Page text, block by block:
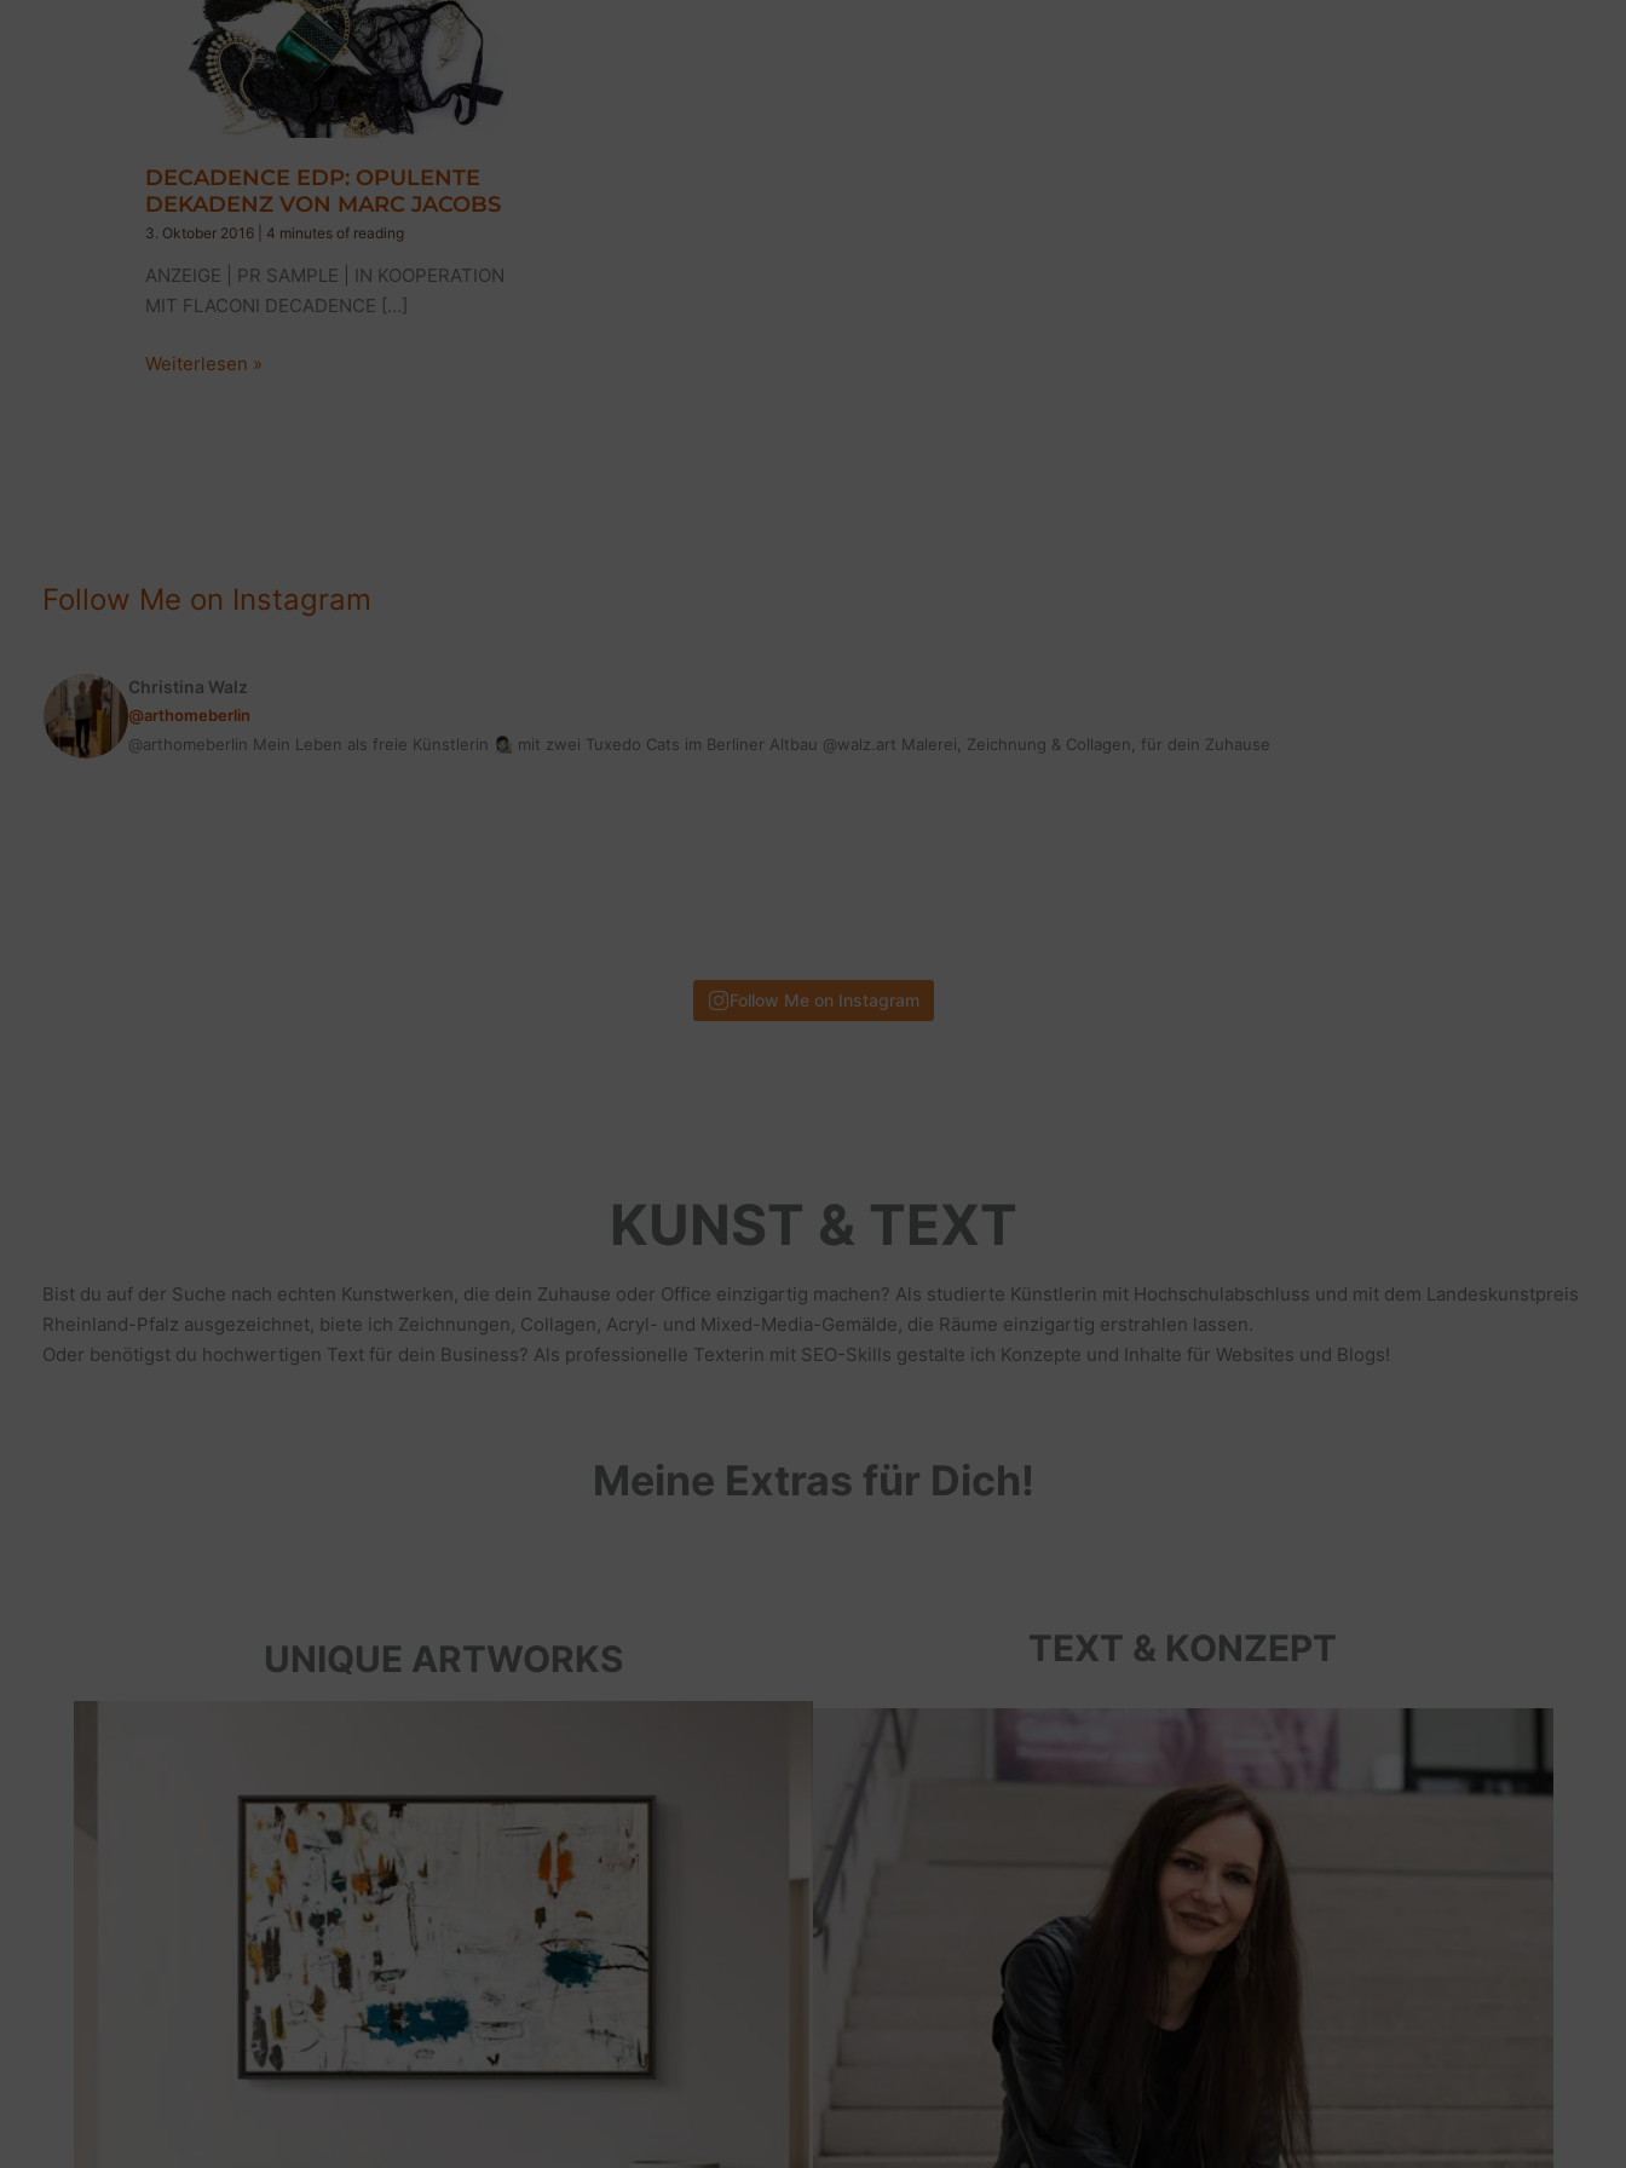
DECADENCE EDP: OPULENTE
DEKADENZ VON MARC JACOBS
3. Oktober 2016 4 minutes of reading
ANZEIGE | PR SAMPLE | IN KOOPERATION
MIT FLACONI DECADENCE […]
DECADENCE
Weiterlesen »
Follow Me on Instagram
Christina Walz
@arthomeberlin
@arthomeberlin Mein Leben als freie Künstlerin 👩🏻‍🎨 mit zwei Tuxedo Cats im Berliner Altbau @walz.art Malerei, Zeichnung & Collagen, für dein Zuhause
Follow Me on Instagram
KUNST & TEXT
Bist du auf der Suche nach echten Kunstwerken, die dein Zuhause oder Office einzigartig machen? Als studierte Künstlerin mit Hochschulabschluss und mit dem Landeskunstpreis
Rheinland-Pfalz ausgezeichnet, biete ich Zeichnungen, Collagen, Acryl- und Mixed-Media-Gemälde, die Räume einzigartig erstrahlen lassen.
Oder benötigst du hochwertigen Text für dein Business? Als professionelle Texterin mit SEO-Skills gestalte ich Konzepte und Inhalte für Websites und Blogs!
Meine Extras für Dich!
UNIQUE ARTWORKS TEXT & KONZEPT